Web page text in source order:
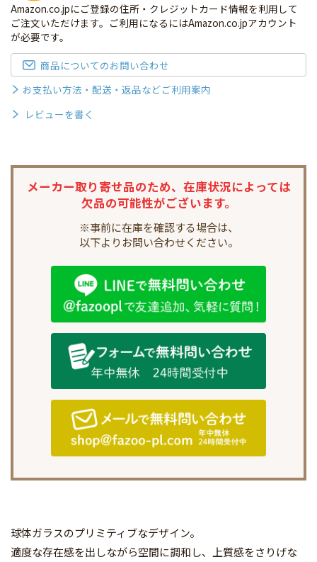
Amazon.co.jpにご登録の住所・クレジットカード情報を利用して
ご注文いただけます。ご利用になるにはAmazon.co.jpアカウント
が必要です。
商品についてのお問い合わせ
お支払い方法・配送・返品などご利用案内
レビューを書く
メーカー取り寄せ品のため、 在庫状況によっては
欠品の可能性がございます。
※事前に在庫を確認する場合は、
以下よりお問い合わせください。
球体ガラスのプリミティブなデザイン。
適度な存在感を出しながら空間に調和し、上質感をさりげな